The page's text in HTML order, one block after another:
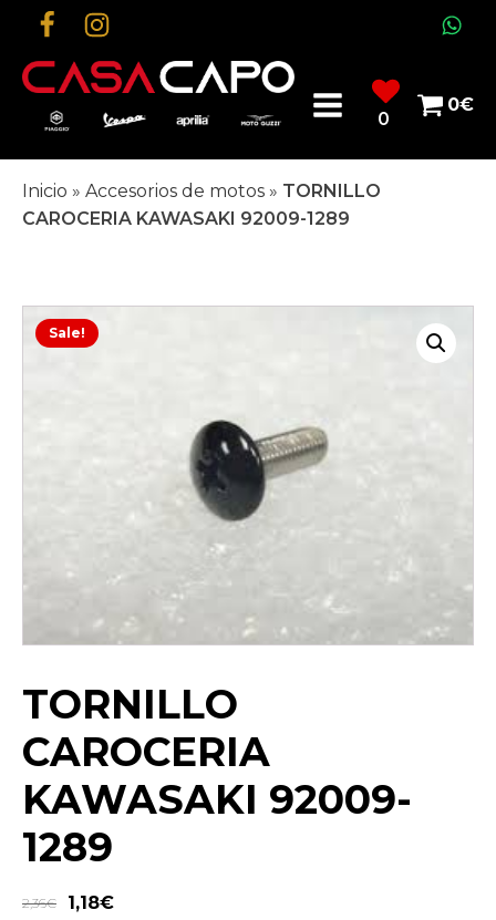
0
0€
Inicio » Accesorios de motos » TORNILLO
CAROCERIA KAWASAKI 92009-1289
Sale!
TORNILLO
CAROCERIA
KAWASAKI 92009-
1289
2,36€ 1,18€